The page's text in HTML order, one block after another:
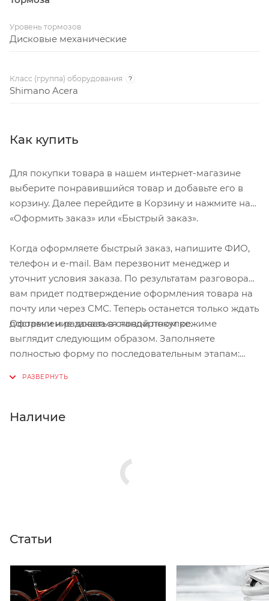
Уровень тормозов
Дисковые механические
Класс (группа) оборудования ?
Shimano Acera
Как купить
Для покупки товара в нашем интернет-магазине
выберите понравившийся товар и добавьте его в
корзину. Далее перейдите в Корзину и нажмите на
«Оформить заказ» или «Быстрый заказ».
Когда оформляете быстрый заказ, напишите ФИО,
телефон и e-mail. Вам перезвонит менеджер и
уточнит условия заказа. По результатам разговора
вам придет подтверждение оформления товара на
почту или через СМС. Теперь останется только ждать
доставки и радоваться новой покупке.
Оформление заказа в стандартном режиме
выглядит следующим образом. Заполняете
полностью форму по последовательным этапам:
Нажмите кнопку «Оформить заказ».
Наличие
Статьи